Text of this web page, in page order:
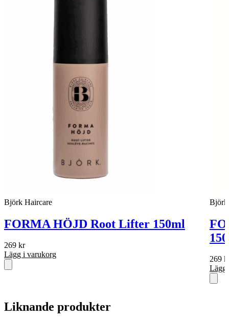
Björk Haircare
FORMA HÖJD Root Lifter 150ml
269 kr
Lägg i varukorg
Björk
269
Lägg
Liknande produkter